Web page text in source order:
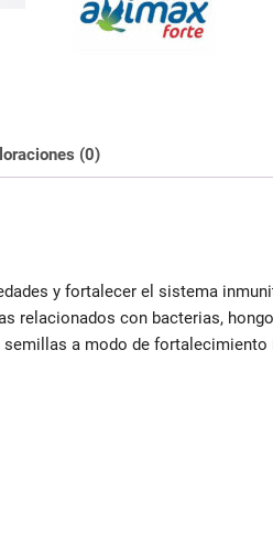
(0)
y fortalecer el sistema
relacionados con bacterias,
a modo de